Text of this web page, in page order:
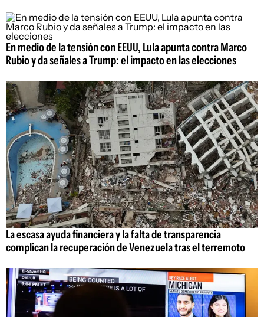
En medio de la tensión con EEUU, Lula apunta contra Marco
Rubio y da señales a Trump: el impacto en las elecciones
La escasa ayuda financiera y la falta de transparencia
complican la recuperación de Venezuela tras el terremoto